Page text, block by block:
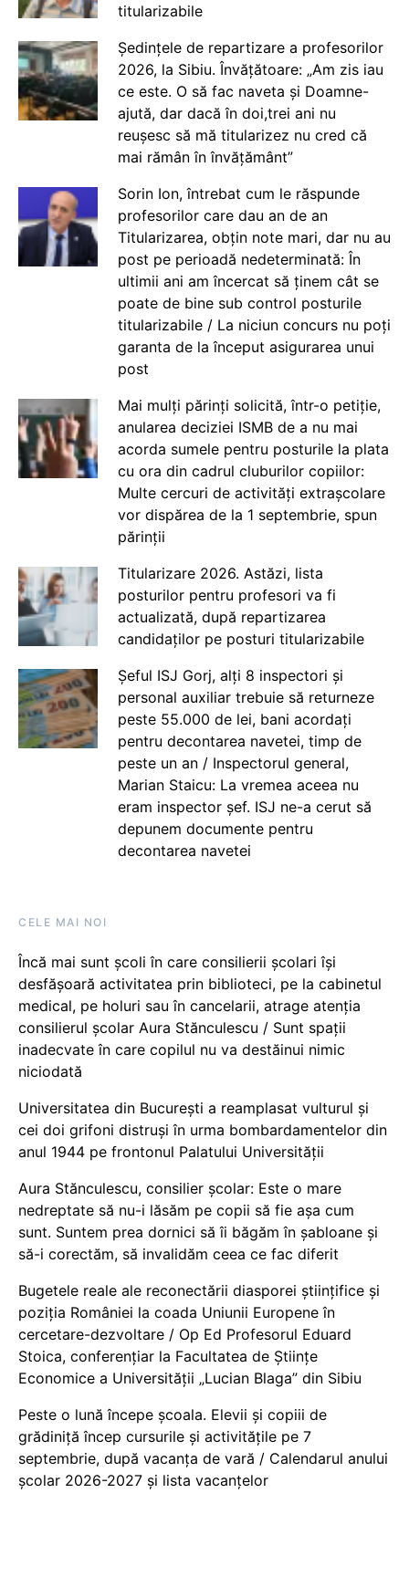
titularizabile
Ședințele de repartizare a profesorilor
2026, la Sibiu. Învățătoare: „Am zis iau
ce este. O să fac naveta și Doamne-
ajută, dar dacă în doi,trei ani nu
reușesc să mă titularizez nu cred că
mai rămân în învățământ”
Sorin Ion, întrebat cum le răspunde
profesorilor care dau an de an
Titularizarea, obțin note mari, dar nu au
post pe perioadă nedeterminată: În
ultimii ani am încercat să ținem cât se
poate de bine sub control posturile
titularizabile / La niciun concurs nu poți
garanta de la început asigurarea unui
post
Mai mulți părinți solicită, într-o petiție,
anularea deciziei ISMB de a nu mai
acorda sumele pentru posturile la plata
cu ora din cadrul cluburilor copiilor:
Multe cercuri de activități extrașcolare
vor dispărea de la 1 septembrie, spun
părinții
Titularizare 2026. Astăzi, lista
posturilor pentru profesori va fi
actualizată, după repartizarea
candidaților pe posturi titularizabile
Șeful ISJ Gorj, alți 8 inspectori și
personal auxiliar trebuie să returneze
peste 55.000 de lei, bani acordați
pentru decontarea navetei, timp de
peste un an / Inspectorul general,
Marian Staicu: La vremea aceea nu
eram inspector șef. ISJ ne-a cerut să
depunem documente pentru
decontarea navetei
CELE MAI NOI
Încă mai sunt școli în care consilierii școlari își
desfășoară activitatea prin biblioteci, pe la cabinetul
medical, pe holuri sau în cancelarii, atrage atenția
consilierul școlar Aura Stănculescu / Sunt spații
inadecvate în care copilul nu va destăinui nimic
niciodată
Universitatea din București a reamplasat vulturul și
cei doi grifoni distruși în urma bombardamentelor din
anul 1944 pe frontonul Palatului Universității
Aura Stănculescu, consilier școlar: Este o mare
nedreptate să nu-i lăsăm pe copii să fie așa cum
sunt. Suntem prea dornici să îi băgăm în șabloane și
să-i corectăm, să invalidăm ceea ce fac diferit
Bugetele reale ale reconectării diasporei științifice și
poziția României la coada Uniunii Europene în
cercetare-dezvoltare / Op Ed Profesorul Eduard
Stoica, conferențiar la Facultatea de Științe
Economice a Universității „Lucian Blaga” din Sibiu
Peste o lună începe școala. Elevii și copiii de
grădiniță încep cursurile și activitățile pe 7
septembrie, după vacanța de vară / Calendarul anului
școlar 2026-2027 și lista vacanțelor